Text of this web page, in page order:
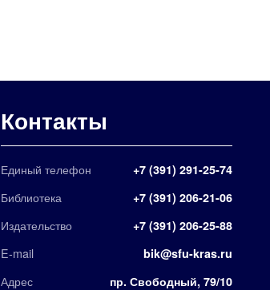
Контакты
Единый телефон +7 (391) 291-25-74
Библиотека +7 (391) 206-21-06
Издательство +7 (391) 206-25-88
E-mail bik@sfu-kras.ru
Адрес пр. Свободный, 79/10